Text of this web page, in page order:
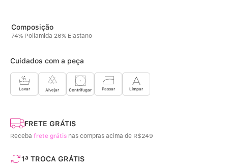
74% Poliamida 26% Elastano
Cuidados com a peça
Lavar Alvejar Centrifugar Passar Limpar
FRETE GRÁTIS
Receba frete grátis nas compras acima de R$249
1ª TROCA GRÁTIS